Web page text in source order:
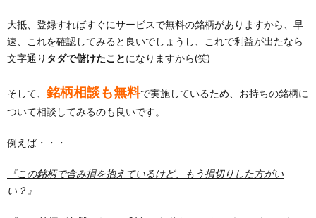
大抵、登録すればすぐにサービスで無料の銘柄がありますから、早
速、これを確認してみると良いでしょうし、これで利益が出たなら
文字通り タダで儲けたことになりますから(笑)
そして、 銘柄相談も無料で実施しているため、お持ちの銘柄に
ついて相談してみるのも良いです。
例えば・・・
『この銘柄で含み損を抱えているけど、もう損切りした方がい
い？』